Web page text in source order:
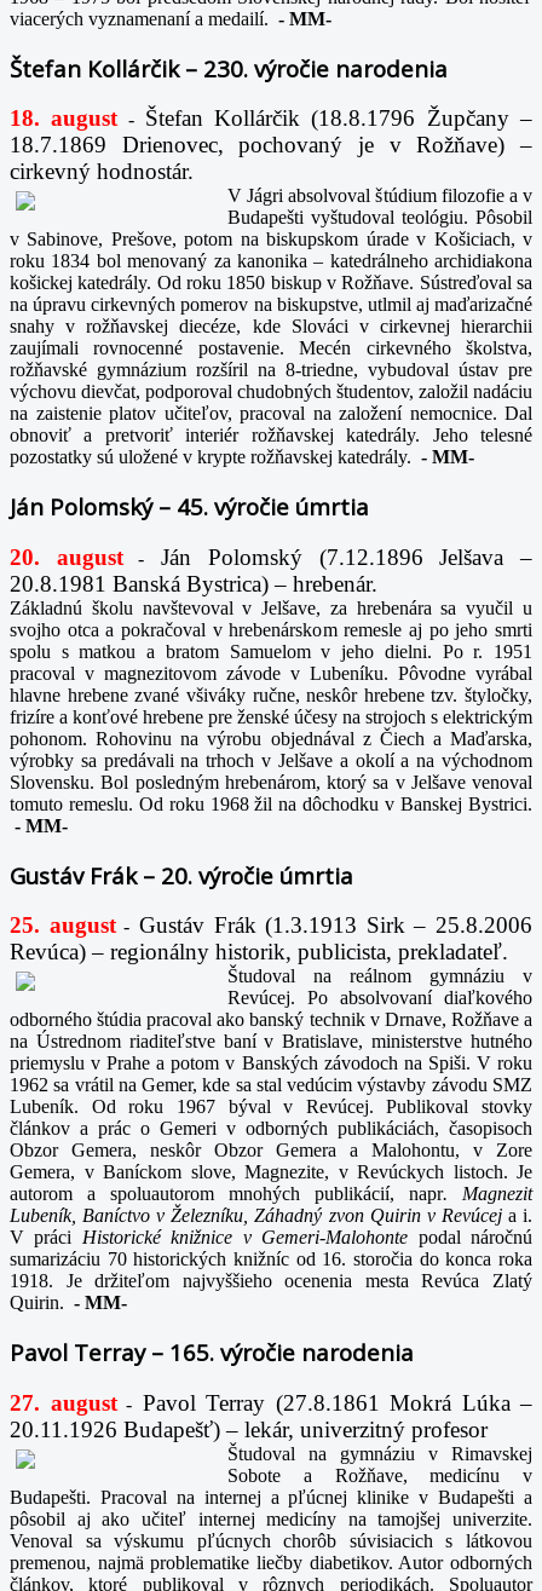
viacerých vyznamenaní a medailí. - MM-
Štefan Kollárčik – 230. výročie narodenia
18. august-
Štefan Kollárčik (18.8.1796 Župčany –
18.7.1869 Drienovec, pochovaný je v Rožňave) –
cirkevný hodnostár.
V Jágri absolvoval štúdium filozofie a v
Budapešti vyštudoval teológiu. Pôsobil
v Sabinove, Prešove, potom na biskupskom úrade v Košiciach, v
roku 1834 bol menovaný za kanonika – katedrálneho archidiakona
košickej katedrály. Od roku 1850 biskup v Rožňave. Sústreďoval sa
na úpravu cirkevných pomerov na biskupstve, utlmil aj maďarizačné
snahy v rožňavskej diecéze, kde Slováci v cirkevnej hierarchii
zaujímali rovnocenné postavenie. Mecén cirkevného školstva,
rožňavské gymnázium rozšíril na 8-triedne, vybudoval ústav pre
výchovu dievčat, podporoval chudobných študentov, založil nadáciu
na zaistenie platov učiteľov, pracoval na založení nemocnice. Dal
obnoviť a pretvoriť interiér rožňavskej katedrály. Jeho telesné
pozostatky sú uložené v krypte rožňavskej katedrály. - MM-
Ján Polomský – 45. výročie úmrtia
20. august-
Ján Polomský (7.12.1896 Jelšava –
20.8.1981 Banská Bystrica) – hrebenár.
Základnú školu navštevoval v Jelšave, za hrebenára sa vyučil u
svojho otca a pokračoval v hrebenárskom remesle aj po jeho smrti
spolu s matkou a bratom Samuelom v jeho dielni. Po r. 1951
pracoval v magnezitovom závode v Lubeníku. Pôvodne vyrábal
hlavne hrebene zvané všiváky ručne, neskôr hrebene tzv. štyločky,
frizíre a konťové hrebene pre ženské účesy na strojoch s elektrickým
pohonom. Rohovinu na výrobu objednával z Čiech a Maďarska,
výrobky sa predávali na trhoch v Jelšave a okolí a na východnom
Slovensku. Bol posledným hrebenárom, ktorý sa v Jelšave venoval
tomuto remeslu. Od roku 1968 žil na dôchodku v Banskej Bystrici.
- MM-
Gustáv Frák – 20. výročie úmrtia
25. august- Gustáv Frák (1.3.1913 Sirk – 25.8.2006
Revúca) – regionálny historik, publicista, prekladateľ.
Študoval na reálnom gymnáziu v
Revúcej. Po absolvovaní diaľkového
odborného štúdia pracoval ako banský technik v Drnave, Rožňave a
na Ústrednom riaditeľstve baní v Bratislave, ministerstve hutného
priemyslu v Prahe a potom v Banských závodoch na Spiši. V roku
1962 sa vrátil na Gemer, kde sa stal vedúcim výstavby závodu SMZ
Lubeník. Od roku 1967 býval v Revúcej. Publikoval stovky
článkov a prác o Gemeri v odborných publikáciách, časopisoch
Obzor Gemera, neskôr Obzor Gemera a Malohontu, v Zore
Gemera, v Baníckom slove, Magnezite, v Revúckych listoch. Je
autorom a spoluautorom mnohých publikácií, napr. Magnezit
Lubeník, Baníctvo v Železníku, Záhadný zvon Quirin v Revúcej a i.
V práci Historické knižnice v Gemeri-Malohonte podal náročnú
sumarizáciu 70 historických knižníc od 16. storočia do konca roka
1918. Je držiteľom najvyššieho ocenenia mesta Revúca Zlatý
Quirin. - MM-
Pavol Terray – 165. výročie narodenia
27. august- Pavol Terray (27.8.1861 Mokrá Lúka –
20.11.1926 Budapešť) – lekár, univerzitný profesor
Študoval na gymnáziu v Rimavskej
Sobote a Rožňave, medicínu v
Budapešti. Pracoval na internej a pľúcnej klinike v Budapešti a
pôsobil aj ako učiteľ internej medicíny na tamojšej univerzite.
Venoval sa výskumu pľúcnych chorôb súvisiacich s látkovou
premenou, najmä problematike liečby diabetikov. Autor odborných
článkov, ktoré publikoval v rôznych periodikách. Spoluautor